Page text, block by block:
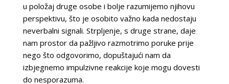
u položaj druge osobe i bolje razumijemo njihovu
perspektivu, što je osobito važno kada nedostaju
neverbalni signali. Strpljenje, s druge strane, daje
nam prostor da pažljivo razmotrimo poruke prije
nego što odgovorimo, dopuštajući nam da
izbjegnemo impulzivne reakcije koje mogu dovesti
do nesporazuma.